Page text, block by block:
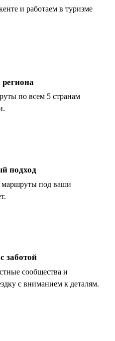
и работаем в туризме
по всем 5 странам
подход
маршруты под ваши
заботой
сообщества и
с вниманием к деталям.